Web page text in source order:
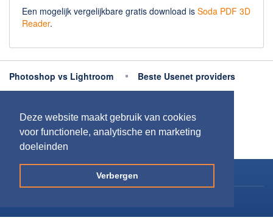
Deze website maakt gebruik van cookies
voor functionele, analytische en marketing
doeleinden
Verbergen
Een mogelijk vergelijkbare gratis download is Soda PDF 3D
Reader.
Photoshop vs Lightroom
Beste Usenet providers
Meer uitleg
Copyright 2026